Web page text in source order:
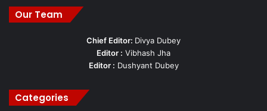
Our Team
Chief Editor: Divya Dubey
Editor : Vibhash Jha
Editor : Dushyant Dubey
Categories